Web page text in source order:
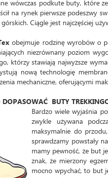
wówczas podkute buty, które
na rynek pierwsze podeszwy
Ciągle jest najczęściej
obejmuje rodzinę wyrobów o
niezrównany poziom
którzy stawiają najwyższe
nową technologię
mechaniczne, oferującymi
BUTY
Bardzo wiele wyjaśnia
zwykle używana
maksymalnie do
sprawdzamy powstały
mamy pewność, że but
znak, że mierzony
mocno wpychać, to but